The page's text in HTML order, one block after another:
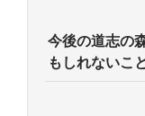
今後の道志の
もしれないこ